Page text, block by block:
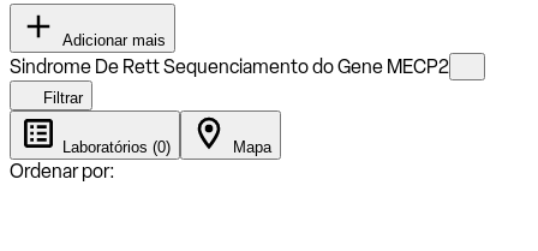
Adicionar mais
Sindrome De Rett Sequenciamento do Gene MECP2
Filtrar
Laboratórios (0) Mapa
Ordenar por: